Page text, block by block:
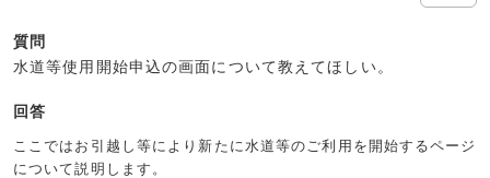
質問
水道等使用開始申込の画面について教えてほしい。
回答
ここではお引越し等により新たに水道等のご利用を開始するページ
について説明します。